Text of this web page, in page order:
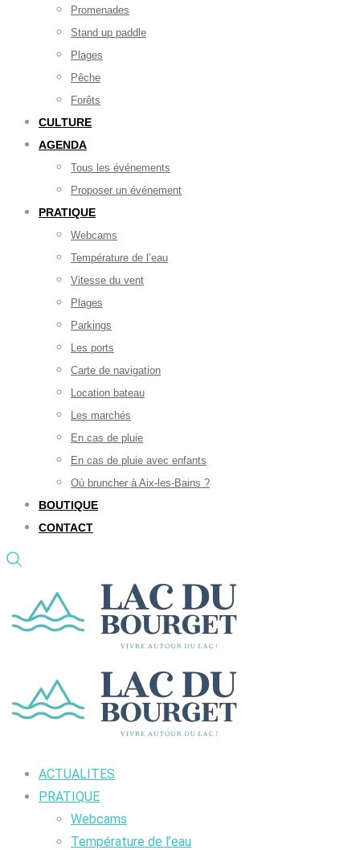
Promenades
Stand up paddle
Plages
Pêche
Forêts
CULTURE
AGENDA
Tous les événements
Proposer un événement
PRATIQUE
Webcams
Température de l’eau
Vitesse du vent
Plages
Parkings
Les ports
Carte de navigation
Location bateau
Les marchés
En cas de pluie
En cas de pluie avec enfants
Où bruncher à Aix-les-Bains ?
BOUTIQUE
CONTACT
ACTUALITES
PRATIQUE
Webcams
Température de l’eau